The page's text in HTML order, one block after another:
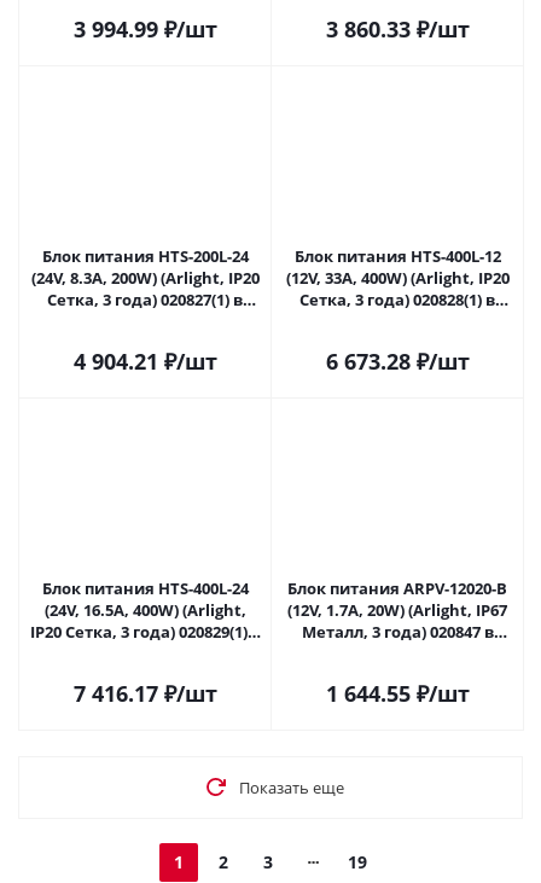
3 994.99₽/шт 3 860.33₽/шт
Блок питания HTS-200L-24
(24V, 8.3A, 200W) (Arlight, IP20
Сетка, 3 года) 020827(1) в
4 904.21 ₽/шт
Блок питания HTS-400L-12
(12V, 33A, 400W) (Arlight, IP20
Сетка, 3 года) 020828(1) в
6 673.28₽/шт
Блок питания HTS-400L-24
(24V, 16.5A, 400W) (Arlight,
IP20 Сетка, 3 года) 020829(1) в
7 416.17₽/шт
Блок питания ARPV-12020-B
(12V, 1.7A, 20W) (Arlight, IP67
Металл, 3 года) 020847 в
1 644.55₽/шт
Показать еще
1 2 3 19